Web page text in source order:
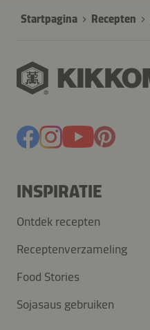
Startpagina Recepten
INSPIRATIE
Ontdek recepten
Receptenverzameling
Food Stories
Sojasaus gebruiken